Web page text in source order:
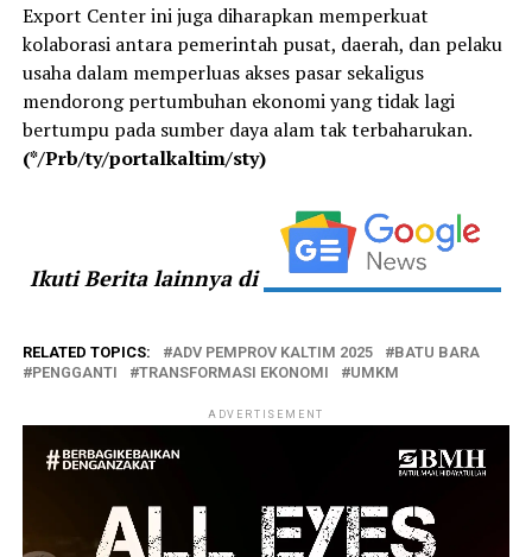
Export Center ini juga diharapkan memperkuat
kolaborasi antara pemerintah pusat, daerah, dan pelaku
usaha dalam memperluas akses pasar sekaligus
mendorong pertumbuhan ekonomi yang tidak lagi
bertumpu pada sumber daya alam tak terbaharukan.
(*/Prb/ty/portalkaltim/sty)
Ikuti Berita lainnya di
RELATED TOPICS: ADV PEMPROV KALTIM 2025
BATU BARA
PENGGANTI
TRANSFORMASI EKONOMI UMKM
ADVERTISEMENT